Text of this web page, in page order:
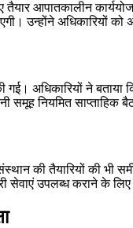
आपातकालीन
उन्होंने अधिकारियों
अधिकारियों ने
नियमित साप्ताहिक
की तैयारियों की भी
उपलब्ध कराने के लिए